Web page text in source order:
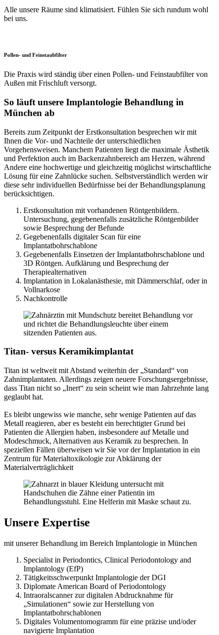
Alle unsere Räume sind klimatisiert. Fühlen Sie sich rundum wohl
bei uns.
Pollen- und Feinstaubfilter
Die Praxis wird ständig über einen Pollen- und Feinstaubfilter von
Außen mit Frischluft versorgt.
So läuft unsere Implantologie Behandlung in
München ab
Bereits zum Zeitpunkt der Erstkonsultation besprechen wir mit
Ihnen die Vor- und Nachteile der unterschiedlichen
Vorgehensweisen. Manchem Patienten liegt die maximale Ästhetik
und Perfektion auch im Backenzahnbereich am Herzen, während
Andere eine hochwertige und gleichzeitig möglichst wirtschaftliche
Lösung für eine Zahnlücke suchen. Selbstverständlich werden wir
diese sehr individuellen Bedürfnisse bei der Behandlungsplanung
berücksichtigen.
Erstkonsultation mit vorhandenen Röntgenbildern.
Untersuchung, gegebenenfalls zusätzliche Röntgenbilder
sowie Besprechung der Befunde
Gegebenenfalls digitaler Scan für eine
Implantatbohrschablone
Gegebenenfalls Einsetzen der Implantatbohrschablone und
3D Röntgen. Aufklärung und Besprechung der
Therapiealternativen
Implantation in Lokalanästhesie, mit Dämmerschlaf, oder in
Vollnarkose
Nachkontrolle
Titan- versus Keramikimplantat
Titan ist weltweit mit Abstand weiterhin der „Standard“ von
Zahnimplantaten. Allerdings zeigen neuere Forschungsergebnisse,
dass Titan nicht so „Inert“ zu sein scheint wie man Jahrzehnte lang
geglaubt hat.
Es bleibt ungewiss wie manche, sehr wenige Patienten auf das
Metall reagieren, aber es besteht ein berechtigter Grund bei
Patienten die Allergien haben, insbesondere auf Metalle und
Modeschmuck, Alternativen aus Keramik zu besprechen. In
speziellen Fällen überweisen wir Sie vor der Implantation in ein
Zentrum für Materialtoxikologie zur Abklärung der
Materialverträglichkeit
Unsere Expertise
mit unserer Behandlung im Bereich Implantologie in München
Specialist in Periodontics, Clinical Periodontology and
Implantology (EfP)
Tätigkeitsschwerpunkt Implantologie der DGI
Diplomate American Board of Periodontology
Intraoralscanner zur digitalen Abdrucknahme für
„Simulationen“ sowie zur Herstellung von
Implantatbohrschablonen
Digitales Volumentomogramm für eine präzise und/oder
navigierte Implantation